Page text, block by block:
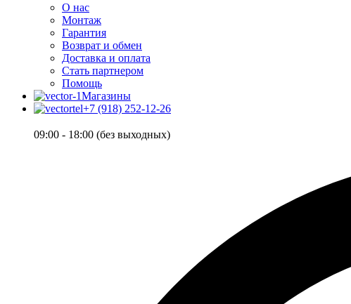
О нас
Монтаж
Гарантия
Возврат и обмен
Доставка и оплата
Стать партнером
Помощь
Магазины
+7 (918) 252-12-26
09:00 - 18:00 (без выходных)